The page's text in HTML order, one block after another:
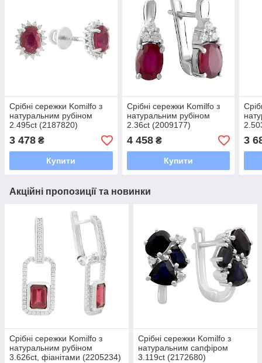
Срібні сережки Komilfo з
натуральним рубіном
2.495ct (2187820)
3 478 ₴
Купити
Срібні сережки Komilfo з
натуральним рубіном
2.36ct (2009177)
4 458₴
Купити
3
Акційні пропозиції та новинки
Срібні сережки Komilfo з
натуральним рубіном
3.626ct, фіанітами (2205234)
Срібні сережки Komilfo з
натуральним сапфіром
3.119ct (2172680)